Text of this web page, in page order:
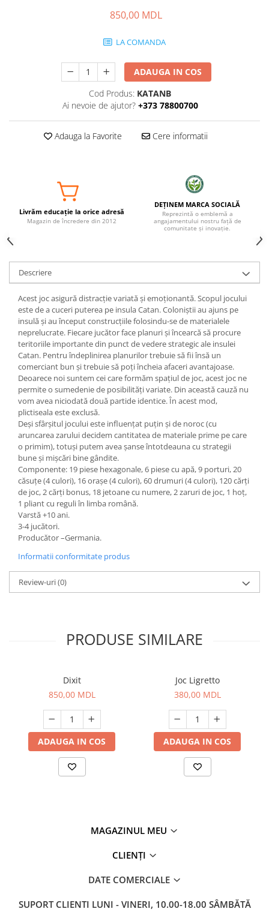
850,00 MDL
LA COMANDA
ADAUGA IN COS
Cod Produs: KATANB
Ai nevoie de ajutor? +373 78800700
Adauga la Favorite Cere informatii
Livrăm educație la orice adresă
Magazin de încredere din 2012
DEȚINEM MARCA SOCIALĂ
Reprezintă o emblemă a
angajamentului nostru față de
comunitate și inovație.
Descriere
Acest joc asigură distracţie variată şi emoţionantă. Scopul jocului
este de a cuceri puterea pe insula Catan. Coloniştii au ajuns pe
insulă şi au început construcţiile folosindu-se de materialele
neprelucrate. Fiecare jucător face planuri şi încearcă să procure
teritoriile importante din punct de vedere strategic ale insulei
Catan. Pentru îndeplinirea planurilor trebuie să fii însă un
comerciant bun şi trebuie să poţi încheia afaceri avantajoase.
Deoarece noi suntem cei care formăm spaţiul de joc, acest joc ne
permite o sumedenie de posibilităţi variate. Din această cauză nu
vom avea niciodată două partide identice. În acest mod,
plictiseala este exclusă.
Deşi sfârşitul jocului este influenţat puţin şi de noroc (cu
aruncarea zarului decidem cantitatea de materiale prime pe care
o primim), totuşi putem avea şanse întotdeauna cu strategii
bune şi mişcări bine gândite.
Componente: 19 piese hexagonale, 6 piese cu apă, 9 porturi, 20
căsuţe (4 culori), 16 oraşe (4 culori), 60 drumuri (4 culori), 120 cărţi
de joc, 2 cărţi bonus, 18 jetoane cu numere, 2 zaruri de joc, 1 hoţ,
1 pliant cu reguli în limba română.
Varstă +10 ani.
3-4 jucători.
Producător –Germania.
Informatii conformitate produs
Review-uri(0)
PRODUSE SIMILARE
Dixit
850,00 MDL
ADAUGA IN COS
Joc Ligretto
380,00 MDL
ADAUGA IN COS
MAGAZINUL MEU
CLIENȚI
DATE COMERCIALE
SUPORT CLIENTI LUNI - VINERI, 10.00-18.00 SÂMBĂTĂ